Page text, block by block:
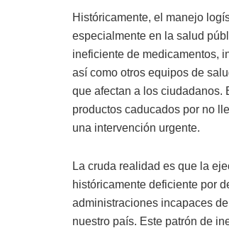
Históricamente, el manejo
especialmente en la salud
ineficiente de medicamentos,
así como otros equipos de
que afectan a los ciudadanos.
productos caducados por no
una intervención urgente.
La cruda realidad es que la
históricamente deficiente por
administraciones incapaces
nuestro país. Este patrón de